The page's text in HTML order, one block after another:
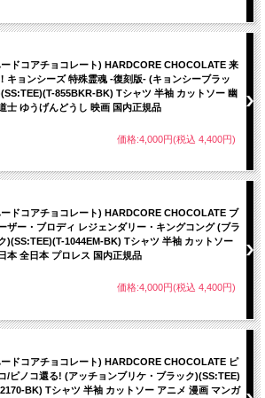
ドコアチョコレート) HARDCORE CHOCOLATE 来
キョンシーズ 特殊霊魂 -復刻版- (キョンシーブラッ
855BKR-BK) Tシャツ 半袖 カットソー 幽
士 ゆうげんどうし 映画 国内正規品
価格:4,000円(税込 4,400円)
ドコアチョコレート) HARDCORE CHOCOLATE ブ
ザー・ブロディ レジェンダリー・キングコング (ブラ
)(SS:TEE)(T-1044EM-BK) Tシャツ 半袖 カットソー
本 全日本 プロレス 国内正規品
価格:4,000円(税込 4,400円)
ドコアチョコレート) HARDCORE CHOCOLATE ピ
/ピノコ還る! (アッチョンブリケ・ブラック)(SS:TEE)
BK) Tシャツ 半袖 カットソー アニメ 漫画 マンガ